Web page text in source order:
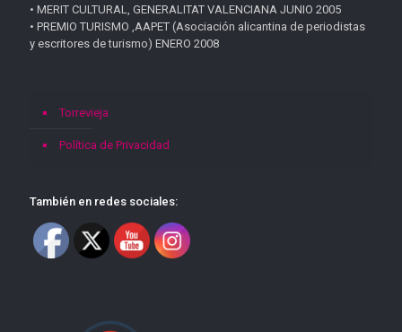
• MERIT CULTURAL, GENERALITAT VALENCIANA JUNIO 2005
• PREMIO TURISMO ,AAPET (Asociación alicantina de periodistas
y escritores de turismo) ENERO 2008
Torrevieja
Política de Privacidad
También en redes sociales: